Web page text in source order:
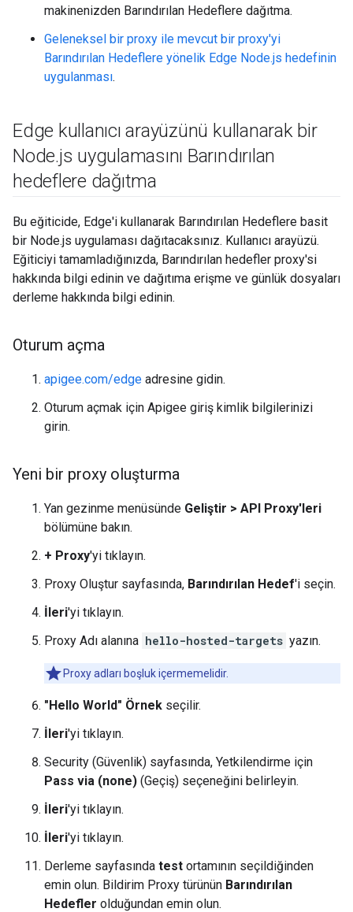
makinenizden Barındırılan Hedeflere dağıtma.
Geleneksel bir proxy ile mevcut bir proxy'yi
Barındırılan Hedeflere yönelik Edge Node.js hedefinin
uygulanması.
Edge kullanıcı arayüzünü kullanarak bir
Node.js uygulamasını Barındırılan
hedeflere dağıtma
Bu eğiticide, Edge'i kullanarak Barındırılan Hedeflere basit
bir Node.js uygulaması dağıtacaksınız. Kullanıcı arayüzü.
Eğiticiyi tamamladığınızda, Barındırılan hedefler proxy'si
hakkında bilgi edinin ve dağıtıma erişme ve günlük dosyaları
derleme hakkında bilgi edinin.
Oturum açma
apigee.com/edge adresine gidin.
Oturum açmak için Apigee giriş kimlik bilgilerinizi
girin.
Yeni bir proxy oluşturma
Yan gezinme menüsünde Geliştir > API Proxy'leri
bölümüne bakın.
+ Proxy'yi tıklayın.
Proxy Oluştur sayfasında, Barındırılan Hedef'i seçin.
İleri'yi tıklayın.
Proxy Adı alanına hello-hosted-targets yazın.
Proxy adları boşluk içermemelidir.
"Hello World" Örnek seçilir.
İleri'yi tıklayın.
Security (Güvenlik) sayfasında, Yetkilendirme için
Pass via (none) (Geçiş) seçeneğini belirleyin.
İleri'yi tıklayın.
İleri'yi tıklayın.
Derleme sayfasında test ortamının seçildiğinden
emin olun. Bildirim Proxy türünün Barındırılan
Hedefler olduğundan emin olun.